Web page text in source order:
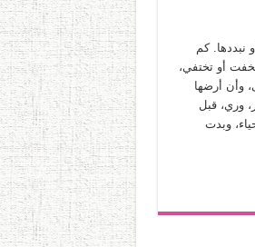
نبددها. كم
أو تختفي،
وأن أرضها
وري، قبل
وبدت